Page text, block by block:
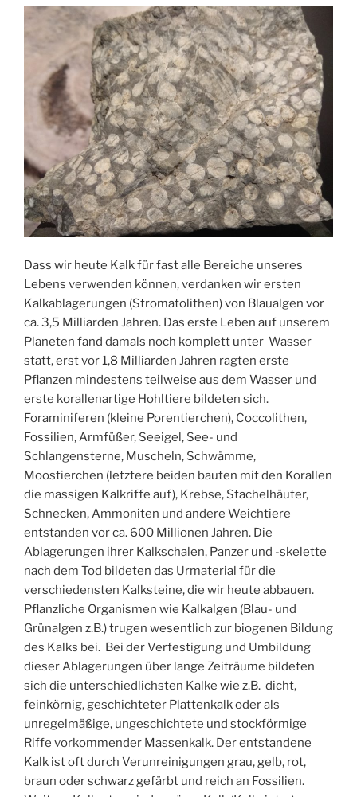
Dass wir heute Kalk für fast alle Bereiche unseres
Lebens verwenden können, verdanken wir ersten
Kalkablagerungen (Stromatolithen) von Blaualgen vor
ca. 3,5 Milliarden Jahren. Das erste Leben auf unserem
Planeten fand damals noch komplett unter Wasser
statt, erst vor 1,8 Milliarden Jahren ragten erste
Pflanzen mindestens teilweise aus dem Wasser und
erste korallenartige Hohltiere bildeten sich.
Foraminiferen (kleine Porentierchen), Coccolithen,
Fossilien, Armfüßer, Seeigel, See- und
Schlangensterne, Muscheln, Schwämme,
Moostierchen (letztere beiden bauten mit den Korallen
die massigen Kalkriffe auf), Krebse, Stachelhäuter,
Schnecken, Ammoniten und andere Weichtiere
entstanden vor ca. 600 Millionen Jahren. Die
Ablagerungen ihrer Kalkschalen, Panzer und -skelette
nach dem Tod bildeten das Urmaterial für die
verschiedensten Kalksteine, die wir heute abbauen.
Pflanzliche Organismen wie Kalkalgen (Blau- und
Grünalgen z.B.) trugen wesentlich zur biogenen Bildung
des Kalks bei. Bei der Verfestigung und Umbildung
dieser Ablagerungen über lange Zeiträume bildeten
sich die unterschiedlichsten Kalke wie z.B. dicht,
feinkörnig, geschichteter Plattenkalk oder als
unregelmäßige, ungeschichtete und stockförmige
Riffe vorkommender Massenkalk. Der entstandene
Kalk ist oft durch Verunreinigungen grau, gelb, rot,
braun oder schwarz gefärbt und reich an Fossilien.